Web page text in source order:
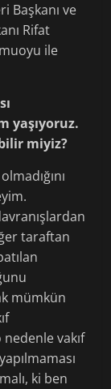
Başkanı ve
Rifat
ile
yaşıyoruz.
miyiz?
taraftan
mümkün
vakıf
ki ben